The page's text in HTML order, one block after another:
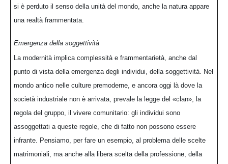
si è perduto il senso della unità del mondo, anche la natura appare
una realtà frammentata.
Emergenza della soggettività
La modernità implica complessità e frammentarietà, anche dal
punto di vista della emergenza degli individui, della soggettività. Nel
mondo antico nelle culture premoderne, e ancora oggi là dove la
società industriale non è arrivata, prevale la legge del «clan», la
regola del gruppo, il vivere comunitario: gli individui sono
assoggettati a queste regole, che di fatto non possono essere
infrante. Pensiamo, per fare un esempio, al problema delle scelte
matrimoniali, ma anche alla libera scelta della professione, della